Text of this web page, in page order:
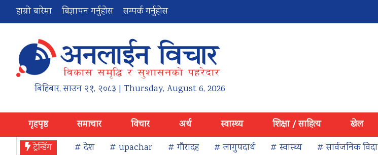
हाम्रो बारेमा बिज्ञापन गर्नुहोस सम्पर्क गर्नुहोस
बिहिबार,साउन २१, २०८३ | Thursday, August 6, 2026
गृहपृष्ठ समाचार विचार अर्थ स्वास्थ्य शिक्षा / साहित्य खेल
ट्रेन्डिंग
# देश # upachar # गौरादह # लागुपदार्थ # स्वास्थ्य # सार्वजनिक विदा